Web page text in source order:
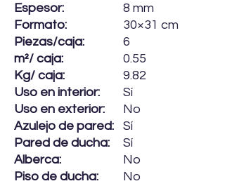
Espesor:
8 mm
Formato:
30×31 cm
Piezas/caja:
6
m²/ caja:
0.55
Kg/ caja:
9.82
Uso en interior:
Sí
Uso en exterior:
No
Azulejo de pared:
Sí
Pared de ducha:
Sí
Alberca:
No
Piso de ducha:
No